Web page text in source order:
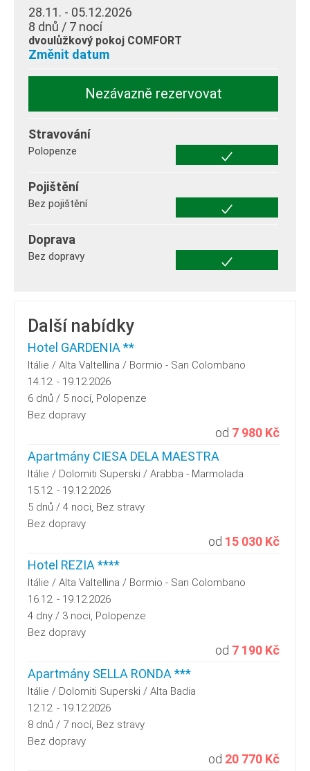
28.11. - 05.12.2026
8 dnů / 7 nocí
dvoulůžkový pokoj COMFORT
Změnit datum
Nezávazně rezervovat
Stravování
Polopenze
Pojištění
Bez pojištění
Doprava
Bez dopravy
Další nabídky
Hotel GARDENIA **
Itálie / Alta Valtellina / Bormio - San Colombano
14.12. - 19.12.2026
6 dnů / 5 nocí, Polopenze
Bez dopravy
od 7 980 Kč
Apartmány CIESA DELA MAESTRA
Itálie / Dolomiti Superski / Arabba - Marmolada
15.12. - 19.12.2026
5 dnů / 4 noci, Bez stravy
Bez dopravy
od 15 030 Kč
Hotel REZIA ****
Itálie / Alta Valtellina / Bormio - San Colombano
16.12. - 19.12.2026
4 dny / 3 noci, Polopenze
Bez dopravy
od 7 190 Kč
Apartmány SELLA RONDA ***
Itálie / Dolomiti Superski / Alta Badia
12.12. - 19.12.2026
8 dnů / 7 nocí, Bez stravy
Bez dopravy
od 20 770 Kč